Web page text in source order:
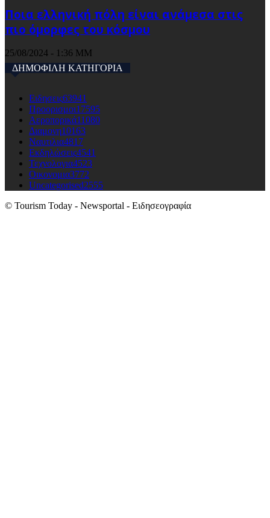
Ποια ελληνική πόλη είναι ανάμεσα στις
πιο όμορφες του κόσμου
25/08/2024 - 1:36 ΜΜ
ΔΗΜΟΦΙΛΗ ΚΑΤΗΓΟΡΙΑ
Ειδησεις63941
Προορισμοι17595
Αεροπορικά11080
Διαμονη10163
Ναυτιλια4817
Εκδηλώσεις4541
Τεχνολογια4523
Οικονομια3772
Uncategorised2555
© Tourism Today - Newsportal - Ειδησεογραφία